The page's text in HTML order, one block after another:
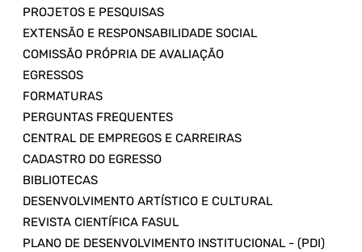
PROJETOS E PESQUISAS
EXTENSÃO E RESPONSABILIDADE SOCIAL
COMISSÃO PRÓPRIA DE AVALIAÇÃO
EGRESSOS
FORMATURAS
PERGUNTAS FREQUENTES
CENTRAL DE EMPREGOS E CARREIRAS
CADASTRO DO EGRESSO
BIBLIOTECAS
DESENVOLVIMENTO ARTÍSTICO E CULTURAL
REVISTA CIENTÍFICA FASUL
PLANO DE DESENVOLVIMENTO INSTITUCIONAL - (PDI)